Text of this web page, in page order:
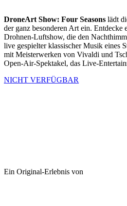
DroneArt Show: Four Seasons lädt
der ganz besonderen Art ein. Entdecke
Drohnen-Luftshow, die den
live gespielter klassischer Musik eines
mit Meisterwerken von Vivaldi und
Open-Air-Spektakel, das Live-
NICHT VERFÜGBAR
Ein Original-Erlebnis von